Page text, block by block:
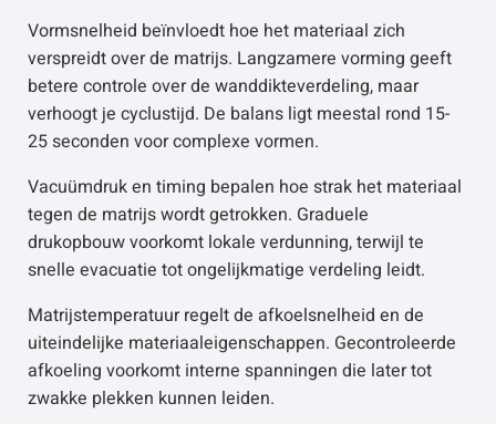
Vormsnelheid beïnvloedt hoe het materiaal zich
verspreidt over de matrijs. Langzamere vorming geeft
betere controle over de wanddikteverdeling, maar
verhoogt je cyclustijd. De balans ligt meestal rond 15-
25 seconden voor complexe vormen.
Vacuümdruk en timing bepalen hoe strak het materiaal
tegen de matrijs wordt getrokken. Graduele
drukopbouw voorkomt lokale verdunning, terwijl te
snelle evacuatie tot ongelijkmatige verdeling leidt.
Matrijstemperatuur regelt de afkoelsnelheid en de
uiteindelijke materiaaleigenschappen. Gecontroleerde
afkoeling voorkomt interne spanningen die later tot
zwakke plekken kunnen leiden.